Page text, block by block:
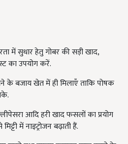
में सुधार हेतु गोबर की सड़ी खाद,
का उपयोग करें.
बजाय खेत में ही मिलाएँ ताकि पोषक
आदि हरी खाद फसलों का प्रयोग
में नाइट्रोजन बढ़ाती हैं.